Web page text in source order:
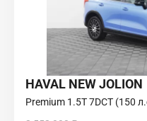
HAVAL NEW JOLION
Premium 1.5T 7DCT (150